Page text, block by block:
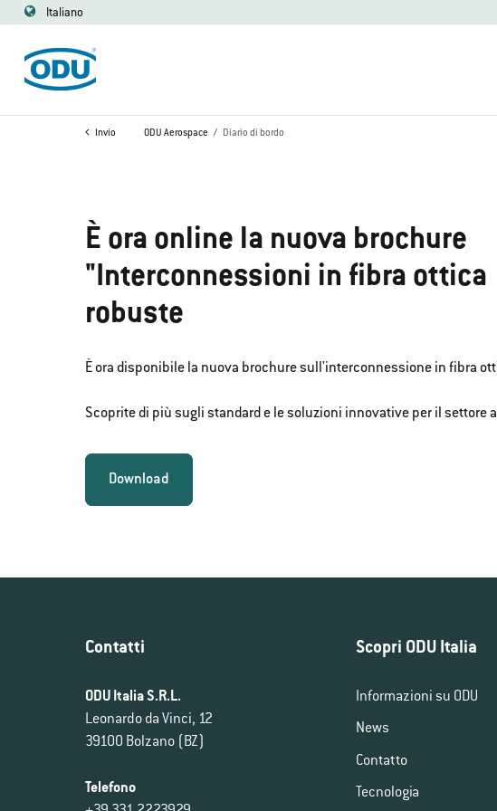
Italiano
Invio ODU Aerospace Diario di bordo
È ora online la nuova brochure
"Interconnessioni in fibra ottica
robuste
È ora disponibile la nuova brochure sull'interconnessione in fibra
Scoprite di più sugli standard e le soluzioni innovative per il settore
Download
Contatti
ODU Italia S.R.L.
Leonardo da Vinci, 12
39100 Bolzano (BZ)
Telefono
Scopri ODU Italia
Informazioni su ODU
News
Contatto
Tecnologia